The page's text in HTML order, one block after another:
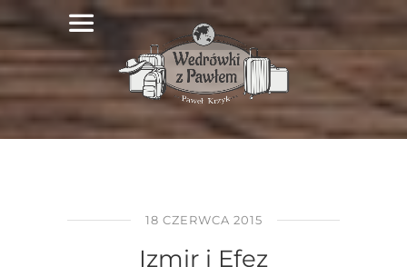
18 CZERWCA 2015
Izmir i Efez